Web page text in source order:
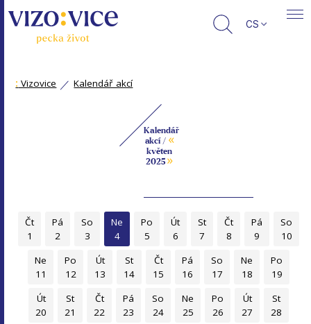
CS
: Vizovice Kalendář akcí
Kalendář
akcí / «
květen
2025»
Čt
1
Pá
2
So
3
Ne
4
Po
5
Út
6
St
7
Čt
8
Pá
9
So
10
Ne
11
Po
12
Út
13
St
14
Čt
15
Pá
16
So
17
Ne
18
Po
19
Út
20
St
21
Čt
22
Pá
23
So
24
Ne
25
Po
26
Út
27
St
28